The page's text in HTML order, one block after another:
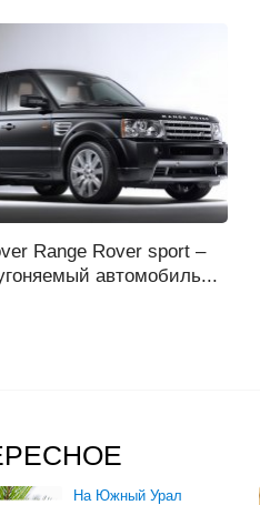
Range Rover sport –
автомобиль...
На Южный Урал